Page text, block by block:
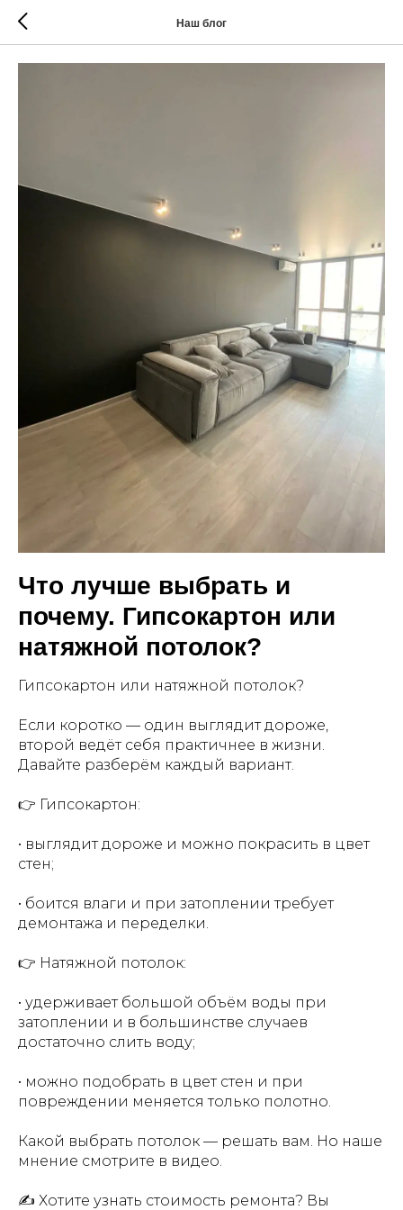
Наш блог
Что лучше выбрать и
почему. Гипсокартон или
натяжной потолок?
Гипсокартон или натяжной потолок?
Если коротко — один выглядит дороже,
второй ведёт себя практичнее в жизни.
Давайте разберём каждый вариант.
👉 Гипсокартон:
• выглядит дороже и можно покрасить в цвет
стен;
• боится влаги и при затоплении требует
демонтажа и переделки.
👉 Натяжной потолок:
• удерживает большой объём воды при
затоплении и в большинстве случаев
достаточно слить воду;
• можно подобрать в цвет стен и при
повреждении меняется только полотно.
Какой выбрать потолок — решать вам. Но наше
мнение смотрите в видео.
✍️ Хотите узнать стоимость ремонта? Вы